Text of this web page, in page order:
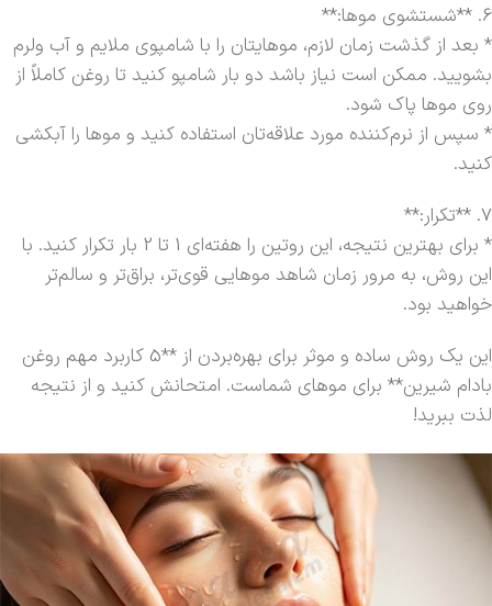
6. **شستشوی موها:**
* بعد از گذشت زمان لازم، موهایتان را با شامپوی ملایم و آب ولرم
بشویید. ممکن است نیاز باشد دو بار شامپو کنید تا روغن کاملاً از
روی موها پاک شود.
* سپس از نرم‌کننده مورد علاقه‌تان استفاده کنید و موها را آبکشی
کنید.
7. **تکرار:**
* برای بهترین نتیجه، این روتین را هفته‌ای 1 تا 2 بار تکرار کنید. با
این روش، به مرور زمان شاهد موهایی قوی‌تر، براق‌تر و سالم‌تر
خواهید بود.
این یک روش ساده و موثر برای بهره‌بردن از **5 کاربرد مهم روغن
بادام شیرین** برای موهای شماست. امتحانش کنید و از نتیجه
لذت ببرید!